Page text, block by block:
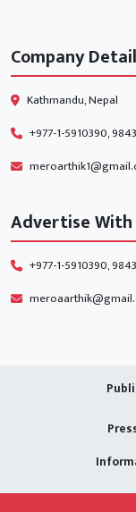
Company
Kathmandu, Nepal
+977-1-5910390,
Advertise With
+977-1-5910390,